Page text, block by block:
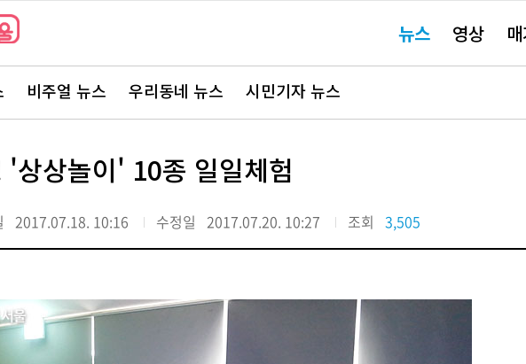
요뉴스 영상
비주얼 뉴스 우리동네 뉴스 시민기자 뉴스
'상상놀이' 10종 일일체험
2017.07.18. 10:16 수정일 2017.07.20. 10:27 조회 3,505